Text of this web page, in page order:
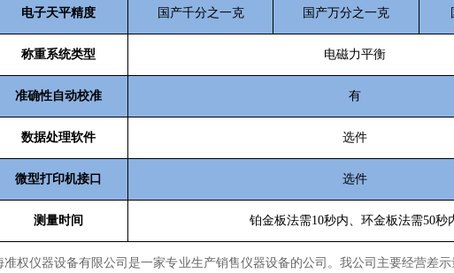
电子天平精度 国产千分之一克 国产万分之一克
称重系统类型 电磁力平衡
准确性自动校准 有
数据处理软件 选件
微型打印机接口 选件
测量时间 铂金板法需10秒内、环金板法需50秒
准权仪器设备有限公司是一家专业生产销售仪器设备的公司。我公司主要经营差